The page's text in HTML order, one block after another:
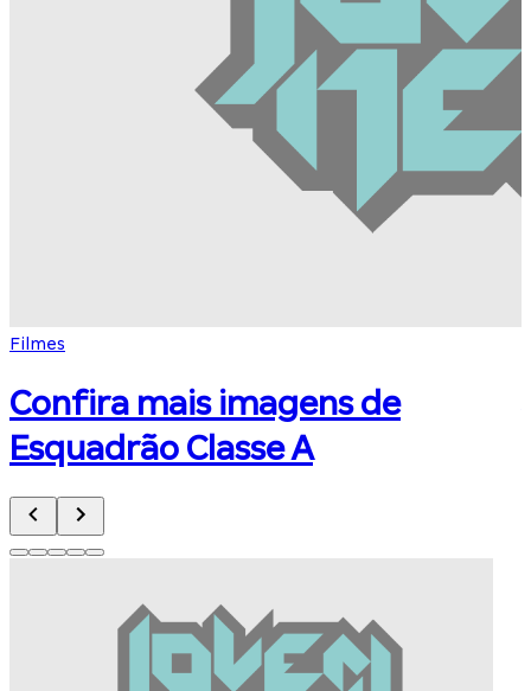
Filmes
Confira mais imagens de
Esquadrão Classe A